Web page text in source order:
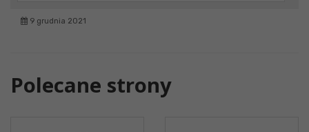
9 grudnia 2021
Polecane strony